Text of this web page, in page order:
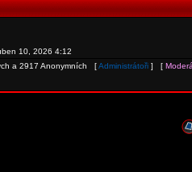
10, 2026 4:12
a 2917 Anonymních [Administrátoři ] [